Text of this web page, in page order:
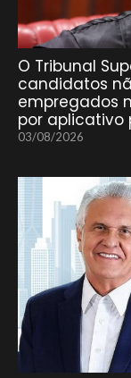
O Tribunal
candidatos
empregados
por aplicativo
03/08/2026